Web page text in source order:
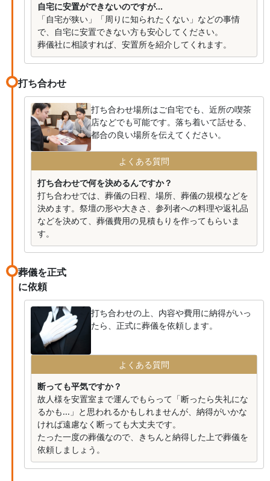
自宅に安置ができないのですが...
「自宅が狭い」「周りに知られたくない」などの事情
で、自宅に安置できない方も安心してください。
葬儀社に相談すれば、安置所を紹介してくれます。
打ち合わせ
打ち合わせ場所はご自宅でも、近所の喫茶
店などでも可能です。落ち着いて話せる、
都合の良い場所を伝えてください。
よくある質問
打ち合わせで何を決めるんですか？
打ち合わせでは、葬儀の日程、場所、葬儀の規模などを
決めます。祭壇の形や大きさ、参列者への料理や返礼品
などを決めて、葬儀費用の見積もりを作ってもらいま
す。
葬儀を正式
に依頼
打ち合わせの上、内容や費用に納得がいっ
たら、正式に葬儀を依頼します。
よくある質問
断っても平気ですか？
故人様を安置室まで運んでもらって「断ったら失礼にな
るかも...」と思われるかもしれませんが、納得がいかな
ければ遠慮なく断っても大丈夫です。
たった一度の葬儀なので、きちんと納得した上で葬儀を
依頼しましょう。